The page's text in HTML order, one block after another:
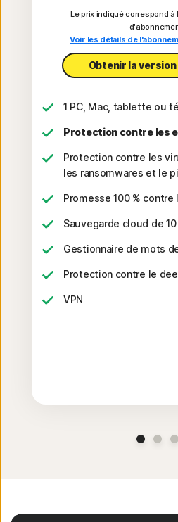
Le prix indiqué correspond à
Voir les détails de
Obtenir la
1 PC, Mac, tablette ou
Protection contre les
Protection contre les
les ransomwares et le
Promesse 100 % contre
Sauvegarde cloud de 10
Gestionnaire de mots
Protection contre le
VPN